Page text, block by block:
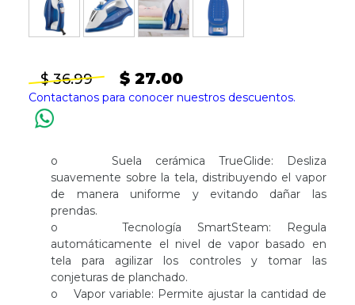
$ 36.99 $ 27.00
Contactanos para conocer nuestros descuentos.
o Suela cerámica TrueGlide: Desliza
suavemente sobre la tela, distribuyendo el vapor
de manera uniforme y evitando dañar las
prendas.
o Tecnología SmartSteam: Regula
automáticamente el nivel de vapor basado en
tela para agilizar los controles y tomar las
conjeturas de planchado.
o Vapor variable: Permite ajustar la cantidad de